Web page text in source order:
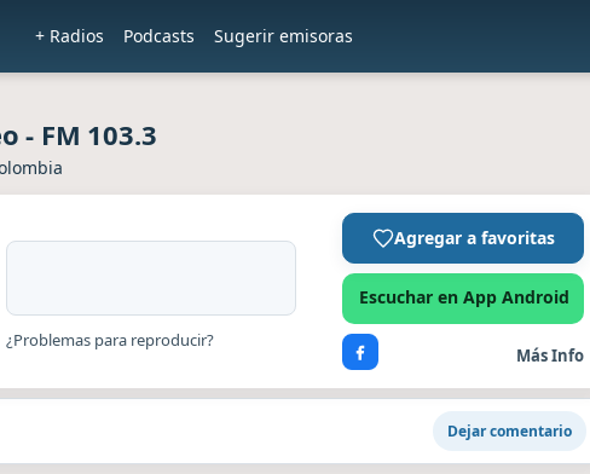
+ Radios Podcasts Sugerir emisoras
- FM 103.3
¿Problemas para reproducir?
Agregar a favoritas
Escuchar en App Android
Más Info
Dejar comentario